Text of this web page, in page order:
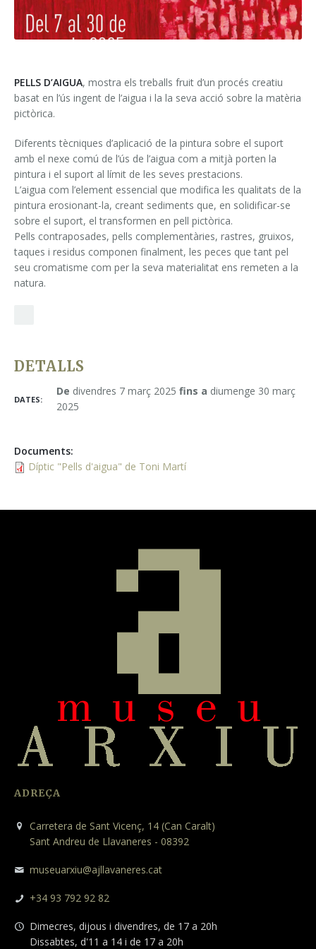
Publicacions
Informació i horaris
Com arribar-hi
PELLS D’AIGUA, mostra els treballs fruit d’un procés creatiu
basat en l’ús ingent de l’aigua i la la seva acció sobre la matèria
pictòrica.
Diferents tècniques d’aplicació de la pintura sobre el suport
amb el nexe comú de l’ús de l’aigua com a mitjà porten la
pintura i el suport al límit de les seves prestacions.
L’aigua com l’element essencial que modifica les qualitats de la
pintura erosionant-la, creant sediments que, en solidificar-se
sobre el suport, el transformen en pell pictòrica.
Pells contraposades, pells complementàries, rastres, gruixos,
taques i residus componen finalment, les peces que tant pel
seu cromatisme com per la seva materialitat ens remeten a la
natura.
DETALLS
DATES:
De divendres 7 març 2025 fins a diumenge 30 març
2025
Documents:
Díptic "Pells d'aigua" de Toni Martí
ADREÇA
Carretera de Sant Vicenç, 14 (Can Caralt)
Sant Andreu de Llavaneres - 08392
museuarxiu@ajllavaneres.cat
+34 93 792 92 82
Dimecres, dijous i divendres, de 17 a 20h
Dissabtes, d'11 a 14 i de 17 a 20h